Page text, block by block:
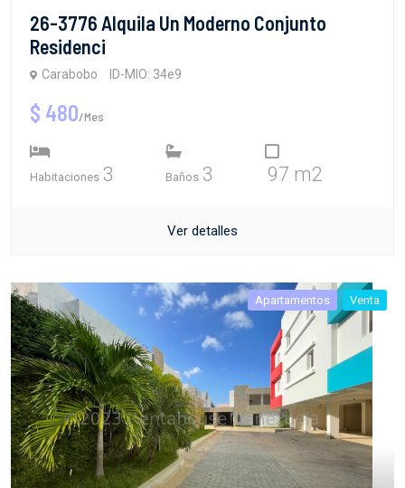
26-3776 Alquila Un Moderno Conjunto
Residenci
Carabobo ID-MIO: 34e9
$ 480/Mes
Habitaciones 3 Baños 3 97 m2
Ver detalles
Apartamentos Venta